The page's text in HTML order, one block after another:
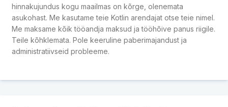
hinnakujundus kogu maailmas on kõrge, olenemata
asukohast. Me kasutame teie Kotlin arendajat otse teie nimel.
Me maksame kõik tööandja maksud ja tööhõive panus riigile.
Teile kõhklemata. Pole keeruline paberimajandust ja
administratiivseid probleeme.